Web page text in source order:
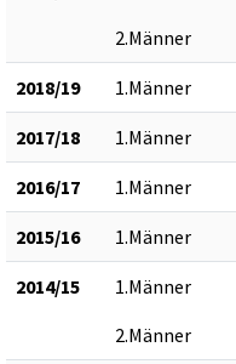
2.Männer
2018/19 1.Männer
2017/18 1.Männer
2016/17 1.Männer
2015/16 1.Männer
2014/15 1.Männer
2.Männer